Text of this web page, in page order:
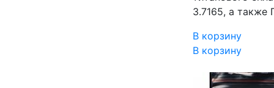
3.7165, а
В корзину
В корзину